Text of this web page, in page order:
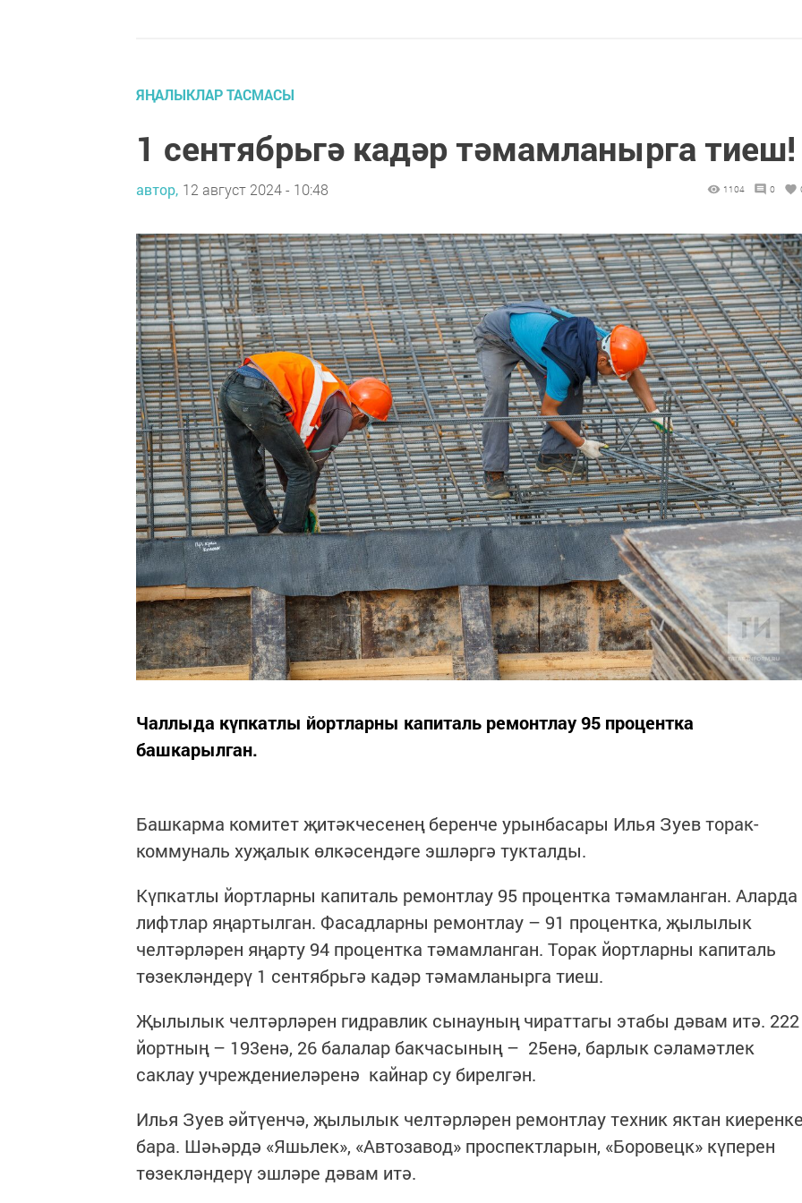
ЯҢАЛЫКЛАР ТАСМАСЫ
1 сентябрьгә кадәр тәмамланырга тиеш!
автор, 12 август 2024 - 10:48 1104 0
Чаллыда күпкатлы йортларны капиталь ремонтлау 95 процентка
башкарылган.
Башкарма комитет җитәкчесенең беренче урынбасары Илья Зуев торак-
коммуналь хуҗалык өлкәсендәге эшләргә тукталды.
Күпкатлы йортларны капиталь ремонтлау 95 процентка тәмамланган. Аларда
лифтлар яңартылган. Фасадларны ремонтлау – 91 процентка, җылылык
челтәрләрен яңарту 94 процентка тәмамланган. Торак йортларны капиталь
төзекләндерү 1 сентябрьгә кадәр тәмамланырга тиеш.
Җылылык челтәрләрен гидравлик сынауның чираттагы этабы дәвам итә. 222
йортның – 193енә, 26 балалар бакчасының – 25енә, барлык сәламәтлек
саклау учреждениеләренә кайнар су бирелгән.
Илья Зуев әйтүенчә, җылылык челтәрләрен ремонтлау техник яктан
бара. Шәһәрдә «Яшьлек», «Автозавод» проспектларын, «Боровецк» күперен
төзекләндерү эшләре дәвам итә.